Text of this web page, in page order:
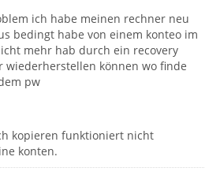
ich habe meinen rechner neu
bedingt habe von einem konteo im
mehr hab durch ein recovery
wiederherstellen können wo finde
pw
kopieren funktioniert nicht
konten.